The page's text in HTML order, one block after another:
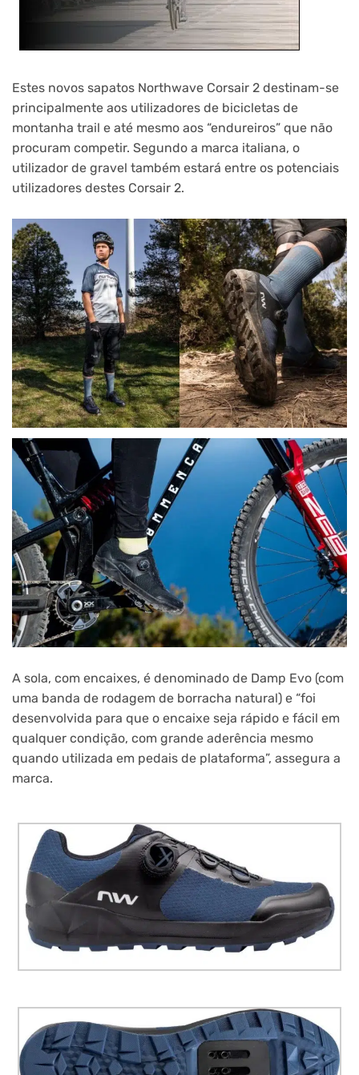
Estes novos sapatos Northwave Corsair 2 destinam-se
principalmente aos utilizadores de bicicletas de
montanha trail e até mesmo aos “endureiros” que não
procuram competir. Segundo a marca italiana, o
utilizador de gravel também estará entre os potenciais
utilizadores destes Corsair 2.
A sola, com encaixes, é denominado de Damp Evo (com
uma banda de rodagem de borracha natural) e “foi
desenvolvida para que o encaixe seja rápido e fácil em
qualquer condição, com grande aderência mesmo
quando utilizada em pedais de plataforma”, assegura a
marca.